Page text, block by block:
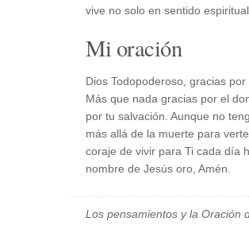
vive no solo en sentido
Mi oración
Dios Todopoderoso, gracias
Más que nada gracias por el
por tu salvación. Aunque no
más allá de la muerte para
coraje de vivir para Ti cada día
nombre de Jesús oro, Amén.
Los pensamientos y la Oración